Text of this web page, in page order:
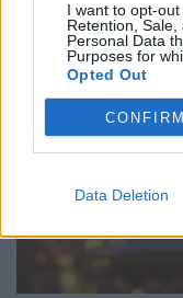
I want to opt-out
Retention,
Personal Data
Purposes for
Opted Out
CONFIRM
Data Deletion
30/07/2026 - 08:50